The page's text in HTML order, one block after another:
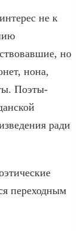
не к
но
нона,
Поэты-
ради
переходным